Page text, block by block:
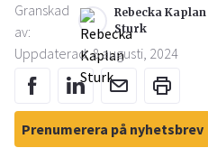
Granskad
av:
Rebecka Kaplan
Sturk
Uppdaterad: 8 augusti, 2024
Prenumerera på nyhetsbrev